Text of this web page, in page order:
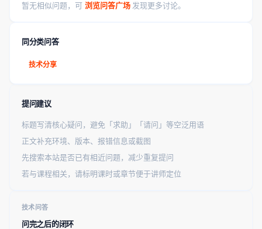
暂无相似问题，可 浏览问答广场 发现更多讨论。
同分类问答
技术分享
提问建议
标题写清核心疑问，避免「求助」「请问」等空泛用语
正文补充环境、版本、报错信息或截图
先搜索本站是否已有相近问题，减少重复提问
若与课程相关，请标明课时或章节便于讲师定位
技术问答
问完之后的闭环